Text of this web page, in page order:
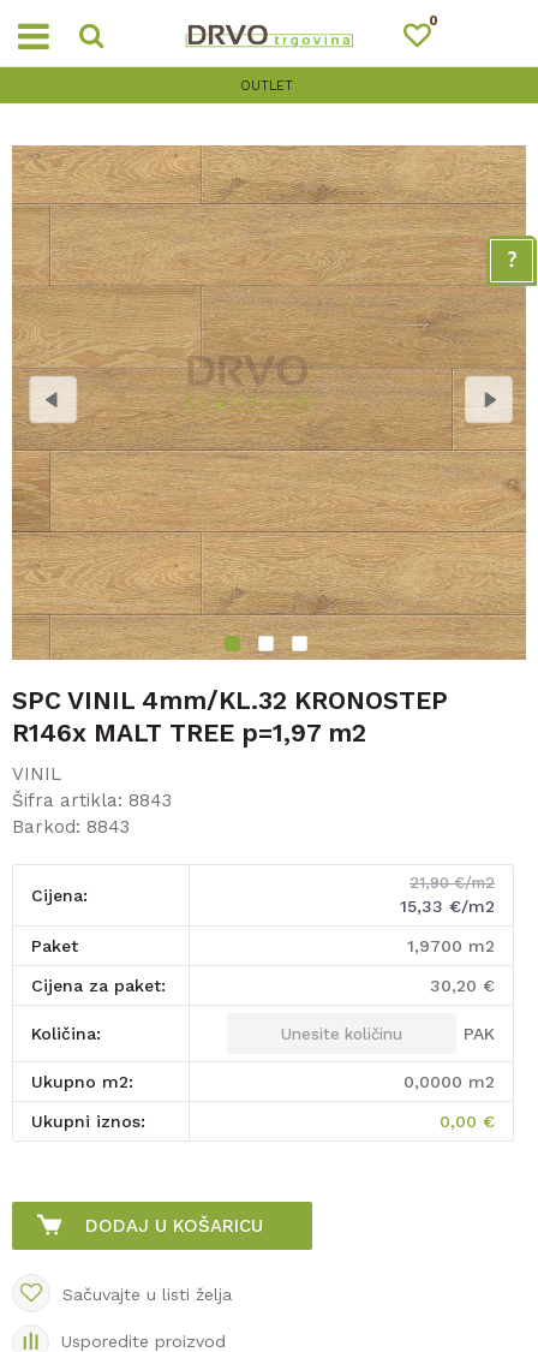
0
OUTLET
1 2 3
SPC VINIL 4mm/KL.32 KRONOSTEP
R146x MALT TREE p=1,97 m2
VINIL
Šifra artikla: 8843
Barkod: 8843
Cijena:
21,90 €/m2
15,33 €/m2
paket 1,9700 m2
Cijena za paket: 30,20 €
Količina: PAK
Ukupno m2: 0,0000 m2
Ukupni iznos: 0,00 €
DODAJ U KOŠARICU
Sačuvajte u listi želja
Usporedite proizvod